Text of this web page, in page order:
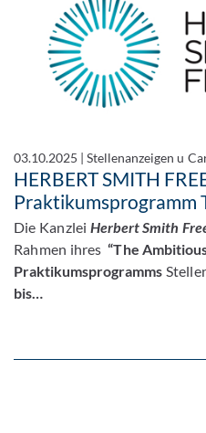
03.10.2025 |Stellenanzeigen u
HERBERT SMITH
Praktikumsprogramm
Die Kanzlei Herbert Smith
Rahmen ihres“The
Praktikumsprogramms
bis…